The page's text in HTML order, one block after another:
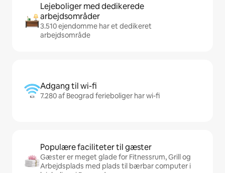
Lejeboliger med dedikerede
arbejdsområder
3.510 ejendomme har et dedikeret
arbejdsområde
Adgang til wi-fi
7.280 af Beograd ferieboliger har wi-fi
Populære faciliteter til gæster
Gæster er meget glade for Fitnessrum, Grill og
Arbejdsplads med plads til bærbar computer i